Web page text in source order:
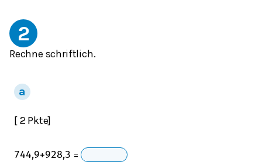
2
Rechne schriftlich.
[ 2 Pkte]
744,9+928,3 =